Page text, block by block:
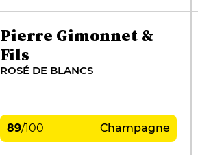
Pierre Gimonnet &
Fils
ROSÉ DE BLANCS
89/100 Champagne